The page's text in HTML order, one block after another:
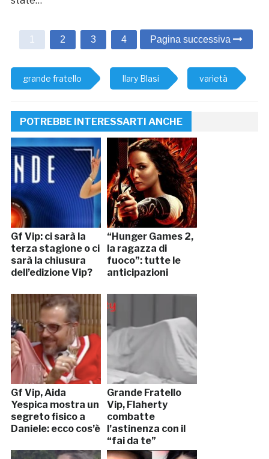
1 2 3 4 Pagina successiva
grande fratello Ilary Blasi varietà
POTREBBE INTERESSARTI ANCHE
Gf Vip: ci sarà la
terza stagione o ci
sarà la chiusura
dell’edizione Vip?
“Hunger Games 2,
la ragazza di
fuoco”: tutte le
anticipazioni
Gf Vip, Aida
Yespica mostra un
segreto fisico a
Daniele: ecco cos’è
Grande Fratello
Vip, Flaherty
combatte
l’astinenza con il
“fai da te”